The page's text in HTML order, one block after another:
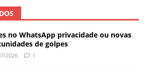
no WhatsApp privacidade ou novas
de golpes
2026 1